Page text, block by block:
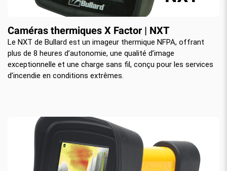
Caméras thermiques X Factor | NXT
Le NXT de Bullard est un imageur thermique NFPA, offrant
plus de 8 heures d’autonomie, une qualité d’image
exceptionnelle et une charge sans fil, conçu pour les services
d’incendie en conditions extrêmes.